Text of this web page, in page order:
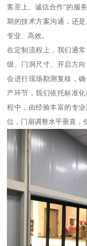
客至上、诚信合作”的服
期的技术方案沟通，还
专业、高效。
在定制流程上，我们通
级、门洞尺寸、开启方
会进行现场勘测复核，
产环节，我们依托标准
程中，由经验丰富的专
位，门扇调整水平垂直，